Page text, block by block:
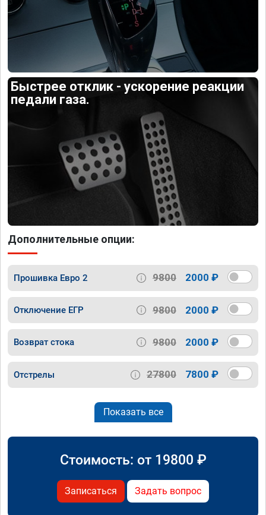
Быстрее отклик - ускорение реакции
педали газа.
Дополнительные опции:
Прошивка Евро 2 9800 2000 ₽
Отключение ЕГР 9800 2000 ₽
Возврат стока 9800 2000 ₽
Отстрелы 27800 7800 ₽
Показать все
Стоимость: от 19800 ₽
Записаться Задать вопрос